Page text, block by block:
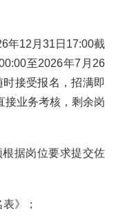
年12月31日17:00截
至2026年7月26
接受报名，招满即
接业务考核，剩余岗
据岗位要求提交佐
》；